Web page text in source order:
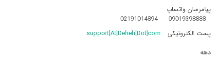
پیامرسان واتساپ
09019398888
-
02191014894
پست الکترونیکی
support[At]Deheh[Dot]com
دهه